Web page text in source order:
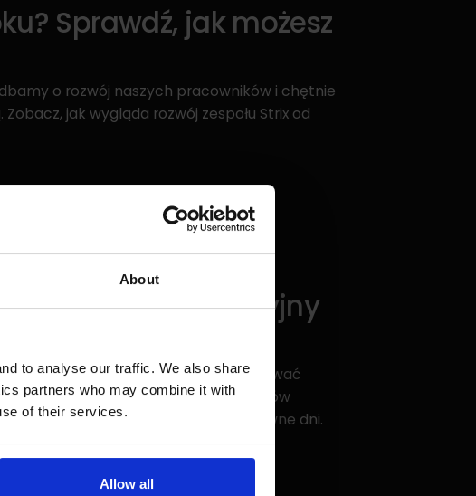
About
to analyse our traffic. We also share
partners who may combine it with
of their services.
Allow all
Sprawdź, jak możesz
o rozwój naszych pracowników i chętnie
jak wygląda rozwój zespołu Strix od
wyjazd integracyjny
rana - tak w skrócie można podsumować
w gronie ponad stu koleżanek i kolegów
żeby spędzić razem dwa intensywne dni.